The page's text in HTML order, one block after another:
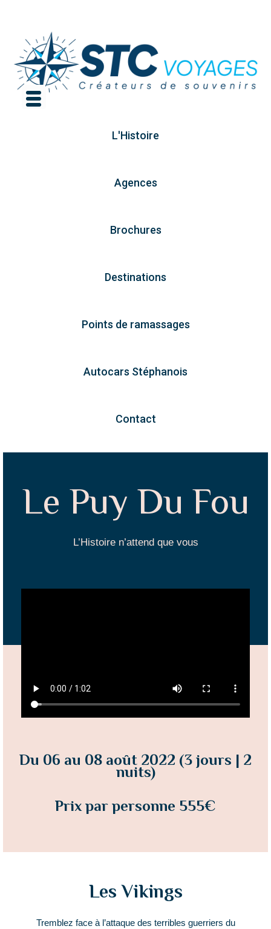
L'Histoire
Agences
Brochures
Destinations
Points de ramassages
Autocars Stéphanois
Contact
Le Puy Du Fou
L’Histoire n’attend que vous
Du 06 au 08 août 2022 (3 jours | 2
nuits)
Prix par personne 555€
Les Vikings
Tremblez face à l’attaque des terribles guerriers du